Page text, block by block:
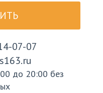
07-07
до 20:00 без